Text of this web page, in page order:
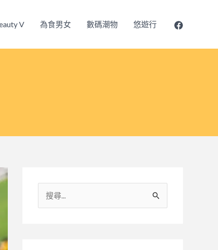
V 為食男女 數碼潮物 悠遊行
尋